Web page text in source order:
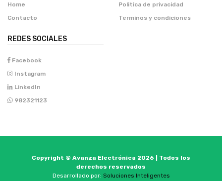
Home
Contacto
Politica de privacidad
Terminos y condiciones
REDES SOCIALES
Facebook
Instagram
LinkedIn
982321123
Copyright © Avanza Electrónica 2026 | Todos los
derechos reservados
Desarrollado por: Soluciones Inteligentes